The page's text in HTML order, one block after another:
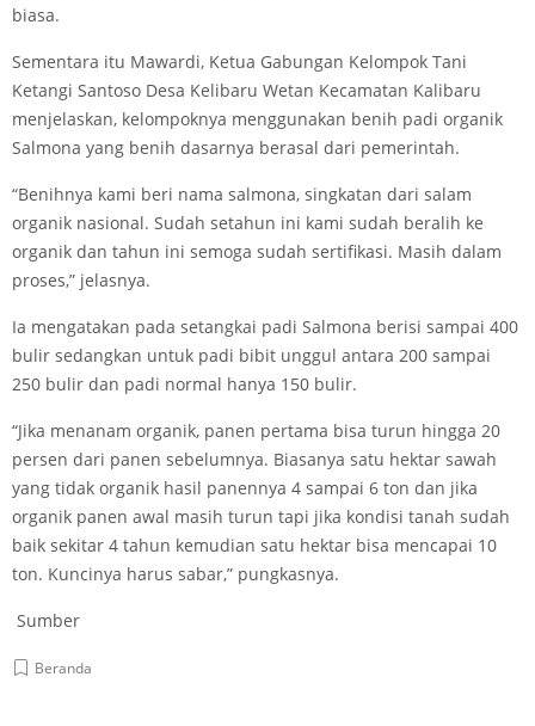
biasa.
Sementara itu Mawardi, Ketua Gabungan Kelompok Tani
Ketangi Santoso Desa Kelibaru Wetan Kecamatan Kalibaru
menjelaskan, kelompoknya menggunakan benih padi organik
Salmona yang benih dasarnya berasal dari pemerintah.
“Benihnya kami beri nama salmona, singkatan dari salam
organik nasional. Sudah setahun ini kami sudah beralih ke
organik dan tahun ini semoga sudah sertifikasi. Masih dalam
proses,” jelasnya.
Ia mengatakan pada setangkai padi Salmona berisi sampai 400
bulir sedangkan untuk padi bibit unggul antara 200 sampai
250 bulir dan padi normal hanya 150 bulir.
“Jika menanam organik, panen pertama bisa turun hingga 20
persen dari panen sebelumnya. Biasanya satu hektar sawah
yang tidak organik hasil panennya 4 sampai 6 ton dan jika
organik panen awal masih turun tapi jika kondisi tanah sudah
baik sekitar 4 tahun kemudian satu hektar bisa mencapai 10
ton. Kuncinya harus sabar,” pungkasnya.
Sumber
Beranda